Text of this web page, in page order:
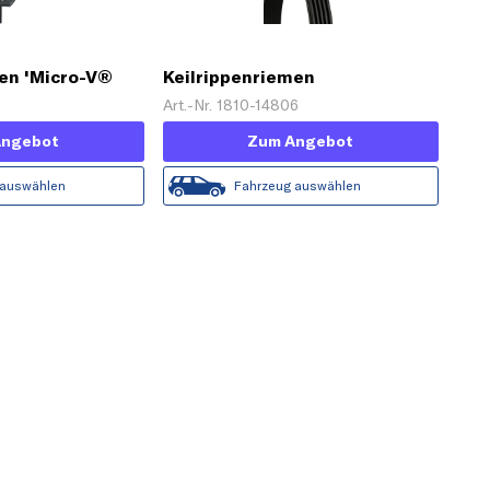
'Micro-V®
Keilrippenriemen
Art.-Nr. 1810-14806
Zum Angebot
Fahrzeug auswählen